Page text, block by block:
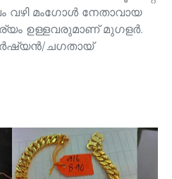
വഴി മംഗോൾ നേതാവായ
ഉള്ളവരുമാണ്‌ മുഗളർ.
ചഗതായ്